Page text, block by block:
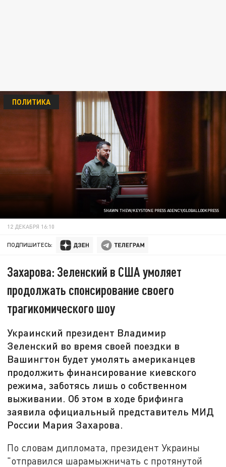
SHAWN THEW/KEYSTONE PRESS AGENCY/GLOBALLOOKPRESS
ПОЛИТИКА
12 ДЕКАБРЯ 16:10
ПОДПИШИТЕСЬ:
Захарова: Зеленский в США умоляет
продолжать спонсирование своего
трагикомического шоу
Украинский президент Владимир
Зеленский во время своей поездки в
Вашингтон будет умолять американцев
продолжить финансирование киевского
режима, заботясь лишь о собственном
выживании. Об этом в ходе брифинга
заявила официальный представитель МИД
России Мария Захарова.
По словам дипломата, президент Украины
"отправился шарамыжничать с протянутой